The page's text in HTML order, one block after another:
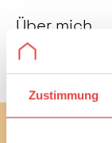
Zustimmung
Über mich